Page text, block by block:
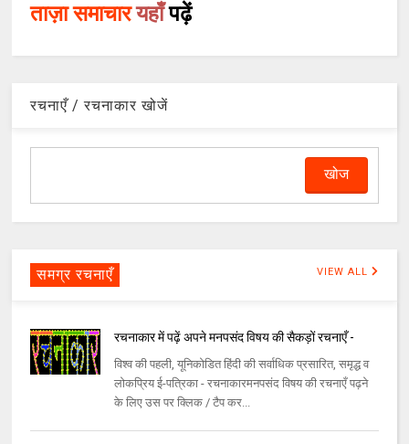
ताज़ा समाचारयहाँपढ़ें
रचनाएँ / रचनाकार खोजें
समग्र रचनाएँ VIEW ALL
रचनाकार में पढ़ें अपने मनपसंद विषय की सैकड़ों रचनाएँ -
विश्व की पहली, यूनिकोडित हिंदी की सर्वाधिक प्रसारित, समृद्ध व
लोकप्रिय ई-पत्रिका - रचनाकारमनपसंद विषय की रचनाएँ पढ़ने
के लिए उस पर क्लिक / टैप कर...